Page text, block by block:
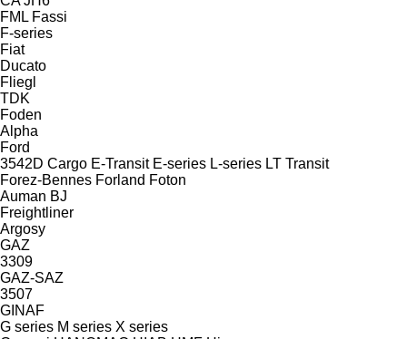
FML Fassi
F-series
Fiat
Ducato
Fliegl
TDK
Foden
Alpha
Ford
3542D Cargo E-Transit E-series L-series LT Transit
Forez-Bennes Forland Foton
Auman BJ
Freightliner
Argosy
GAZ
3309
GAZ-SAZ
3507
GINAF
G series M series X series